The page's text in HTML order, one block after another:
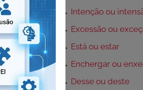
→ Intenção ou
→ Excessão ou
→ Está ou estar
→ Enchergar ou
→ Desse ou deste